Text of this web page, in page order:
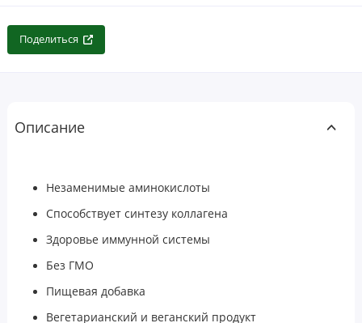
Поделиться
Описание
Незаменимые аминокислоты
Способствует синтезу коллагена
Здоровье иммунной системы
Без ГМО
Пищевая добавка
Вегетарианский и веганский продукт